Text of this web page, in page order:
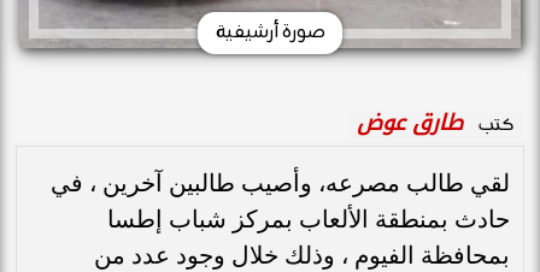
صورة أرشيفية
كتب طارق عوض
لقي طالب مصرعه، وأصيب طالبين آخرين ، في
حادث بمنطقة الألعاب بمركز شباب إطسا
بمحافظة الفيوم ، وذلك خلال وجود عدد من